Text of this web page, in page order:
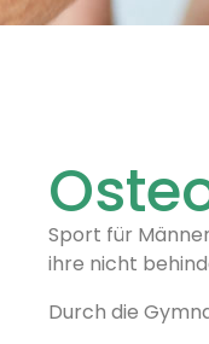
Sport für
ihre nicht
Durch die